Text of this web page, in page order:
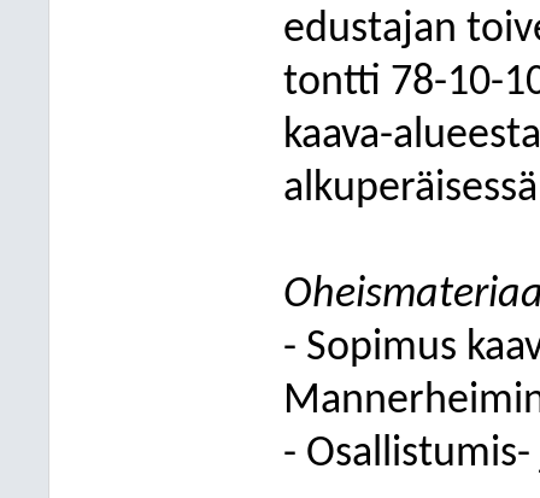
edustajan
tontti 78-10-
kaava-
- Sopimus
-